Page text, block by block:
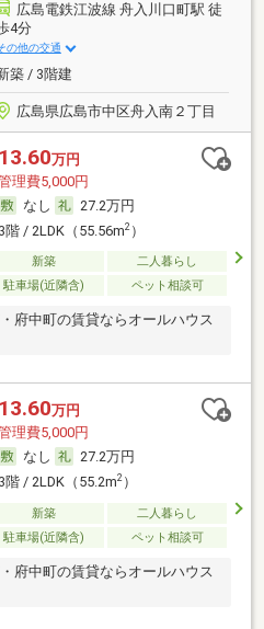
広島電鉄江波線 舟入川口町駅 徒
4分
の他の交通
築 / 3階建
広島県広島市中区舟入南２丁目
13.60万円
理費5,000円
なし
27.2万円
3階 / 2LDK（55.56m2）
新築
二人暮らし
駐車場(近隣含) ペット相談可
府中町の賃貸ならオールハウス
13.60万円
理費5,000円
なし
27.2万円
3階 / 2LDK（55.2m2）
新築
二人暮らし
駐車場(近隣含) ペット相談可
府中町の賃貸ならオールハウス